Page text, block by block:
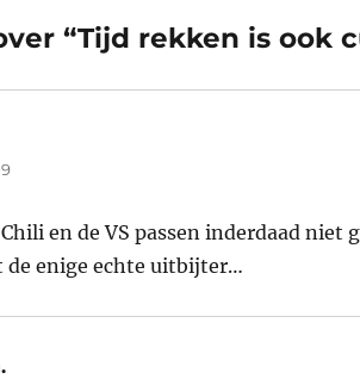
“Tijd rekken is ook
en de VS passen inderdaad
de enige echte uitbijter…